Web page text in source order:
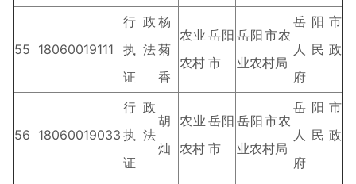
55 18060019111
行政
执法
证
杨
菊
香
农业
农村
岳阳
市
岳阳市农
业农村局
岳阳市
人民政
府
56 18060019033
行政
执法
证
胡
灿
农业
农村
岳阳
市
岳阳市农
业农村局
岳阳市
人民政
府